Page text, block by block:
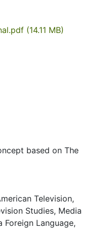
(14.11 MB)
based on The
Television,
Studies, Media
Foreign Language,